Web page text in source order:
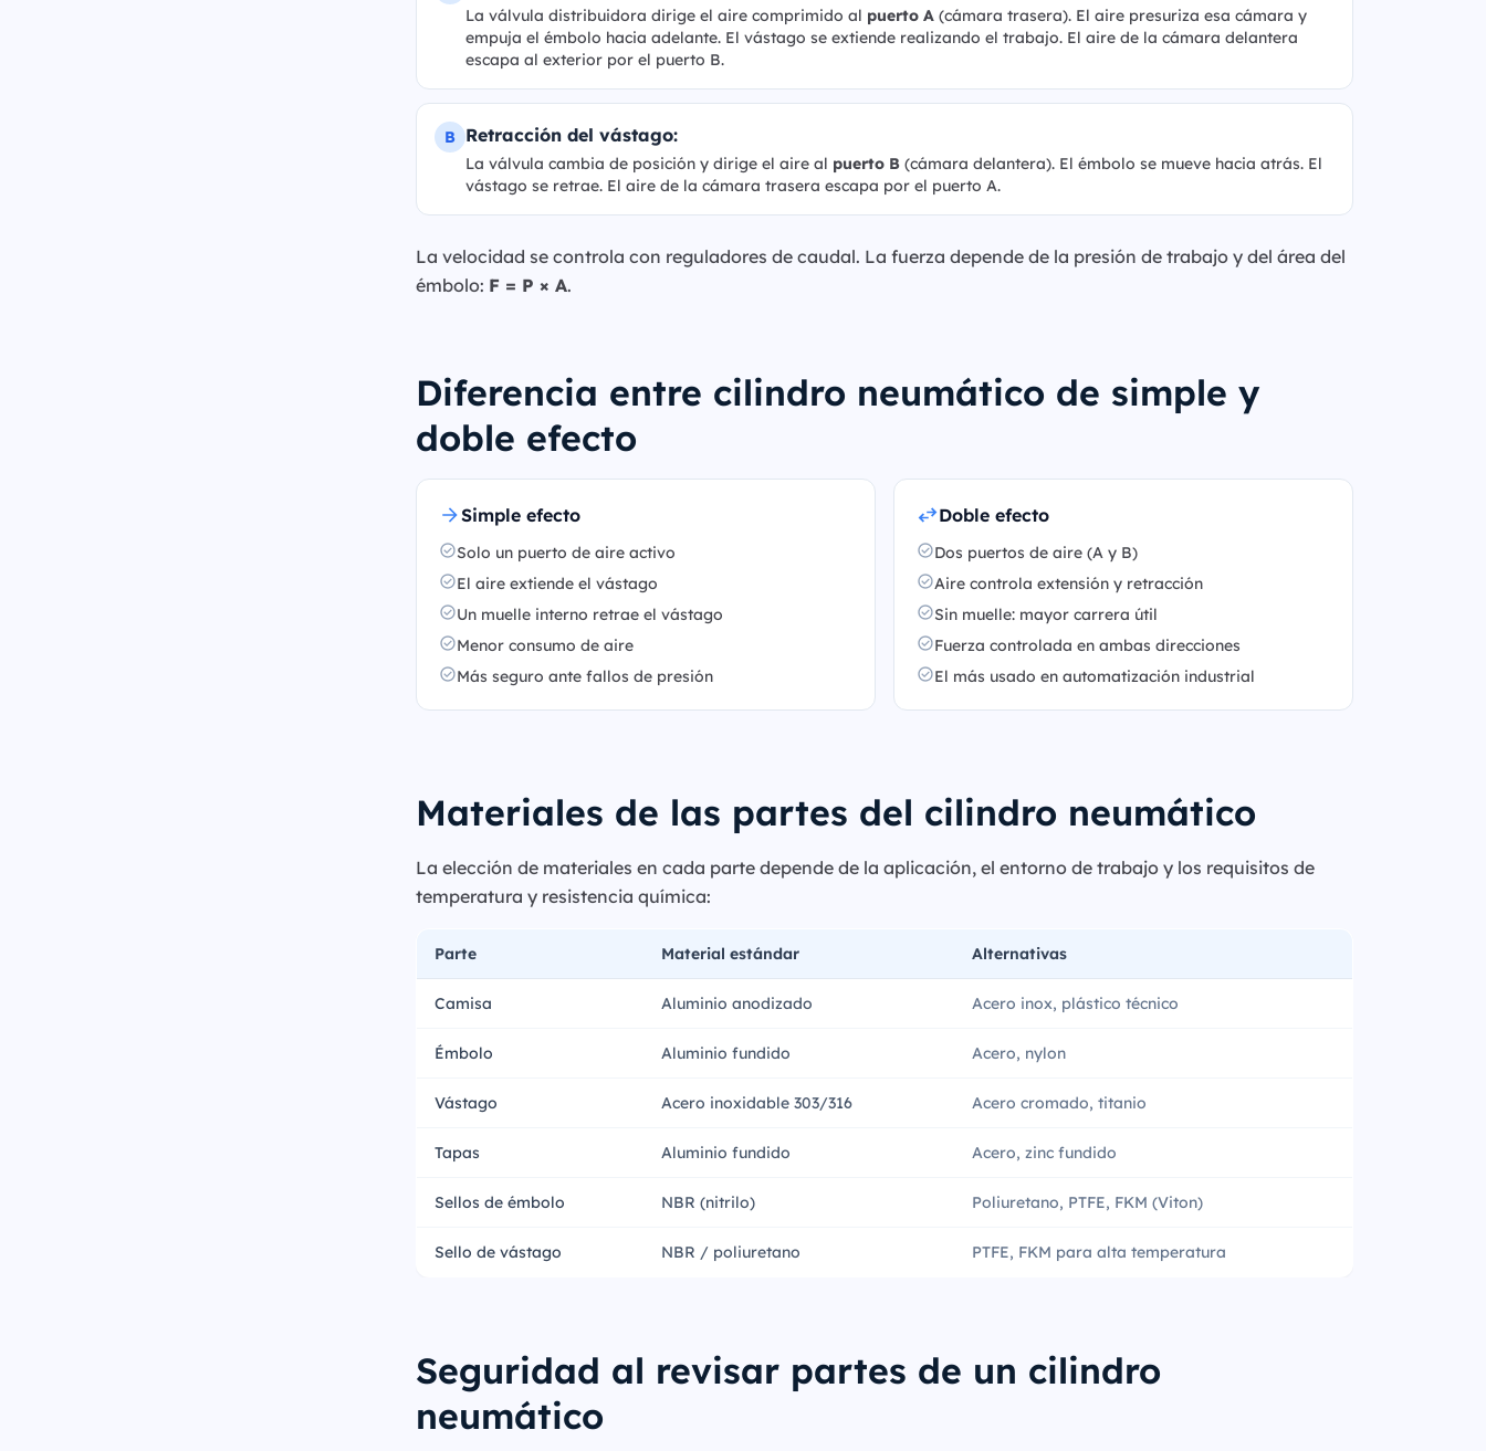
La válvula distribuidora dirige el aire comprimido al puerto A (cámara trasera). El aire presuriza esa cámara y
empuja el émbolo hacia adelante. El vástago se extiende realizando el trabajo. El aire de la cámara delantera
escapa al exterior por el puerto B.
B Retracción del vástago:
La válvula cambia de posición y dirige el aire al puerto B (cámara delantera). El émbolo se mueve hacia atrás. El
vástago se retrae. El aire de la cámara trasera escapa por el puerto A.
La velocidad se controla con reguladores de caudal. La fuerza depende de la presión de trabajo y del área del
émbolo: F = P × A.
Diferencia entre cilindro neumático de simple y
doble efecto
Simple efecto
Solo un puerto de aire activo
El aire extiende el vástago
Un muelle interno retrae el vástago
Menor consumo de aire
Más seguro ante fallos de presión
Doble efecto
Dos puertos de aire (A y B)
Aire controla extensión y retracción
Sin muelle: mayor carrera útil
Fuerza controlada en ambas direcciones
El más usado en automatización industrial
Materiales de las partes del cilindro neumático
La elección de materiales en cada parte depende de la aplicación, el entorno de trabajo y los requisitos de
temperatura y resistencia química:
Parte Material estándar Alternativas
Camisa Aluminio anodizado Acero inox, plástico técnico
Émbolo Aluminio fundido Acero, nylon
Vástago Acero inoxidable 303/316 Acero cromado, titanio
Tapas Aluminio fundido Acero, zinc fundido
Sellos de émbolo NBR (nitrilo) Poliuretano, PTFE, FKM (Viton)
Sello de vástago NBR / poliuretano PTFE, FKM para alta temperatura
Seguridad al revisar partes de un cilindro
neumático